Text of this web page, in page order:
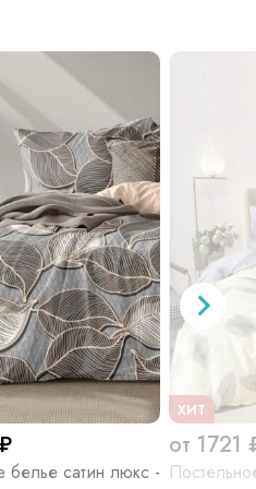
белье сатин люкс -
ХИТ
от 1721